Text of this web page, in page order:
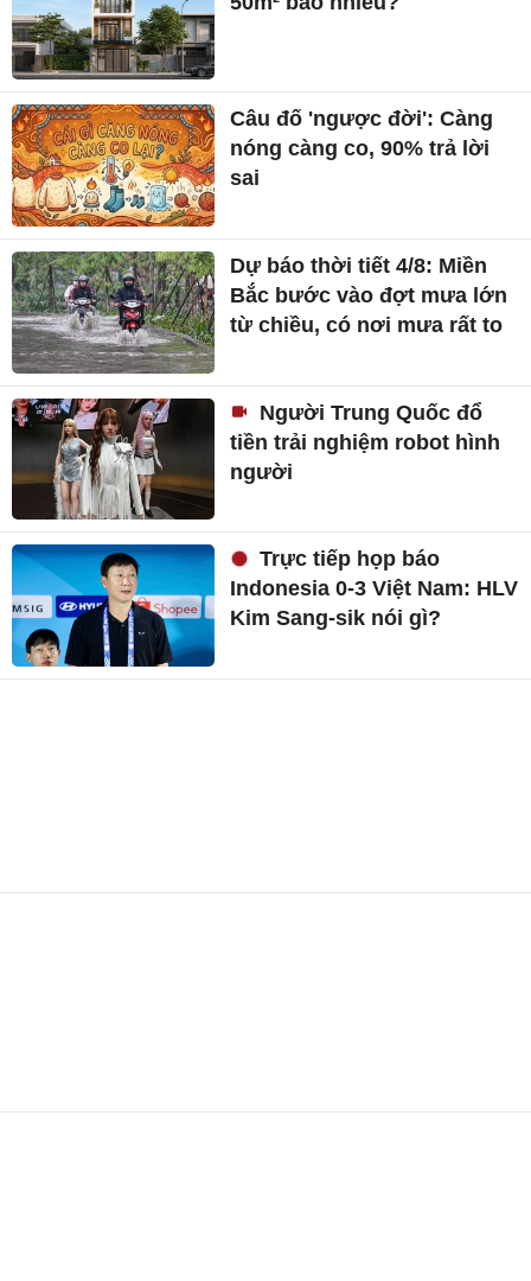
Câu đố 'ngược đời': Càng
nóng càng co, 90% trả lời
sai
Dự báo thời tiết 4/8: Miền
Bắc bước vào đợt mưa lớn
từ chiều, có nơi mưa rất to
Người Trung Quốc đổ
tiền trải nghiệm robot hình
người
Trực tiếp họp báo
Indonesia 0-3 Việt Nam: HLV
Kim Sang-sik nói gì?